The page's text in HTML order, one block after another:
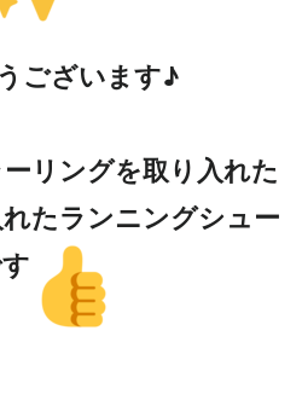
ございます♪
リングを取り入れた
たランニングシュー